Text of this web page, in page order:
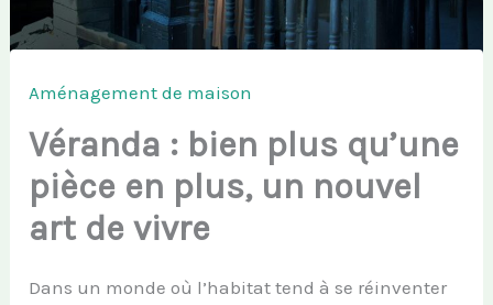
Aménagement de maison
Véranda : bien plus qu’une
pièce en plus, un nouvel
art de vivre
Dans un monde où l’habitat tend à se réinventer